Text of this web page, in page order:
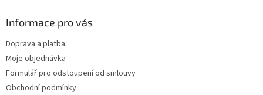
Informace pro vás
Doprava a platba
Moje objednávka
Formulář pro odstoupení od smlouvy
Obchodní podmínky